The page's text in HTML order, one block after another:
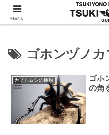
クワガタ・カブトムシの
ゴホンヅノカ
カブトムシの種類
ゴホ
の角
MENU